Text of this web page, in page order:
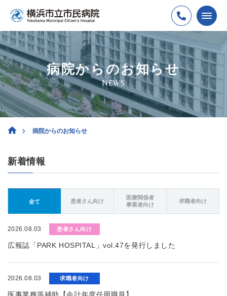
病院からのお知らせ
NEWS
病院からのお知らせ
新着情報
全て 患者さん向け
医療関係者
事業者向け
求職者向け
2026.08.03 患者さん向け
広報誌「PARK HOSPITAL」vol.47を発行しました
2026.08.03 求職者向け